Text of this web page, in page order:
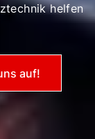
helfen
auf!